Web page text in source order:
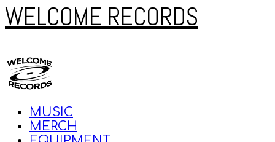
WELCOME RECORDS
MUSIC
MERCH